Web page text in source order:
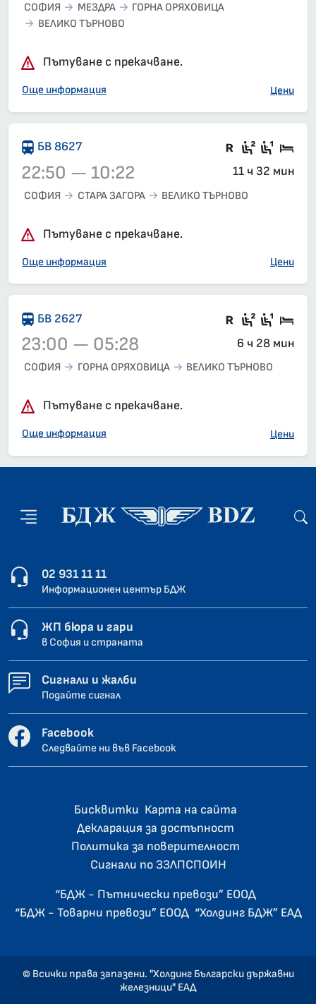
СОФИЯ МЕЗДРА
ГОРНА ОРЯХОВИЦА
ВЕЛИКО ТЪРНОВО
Пътуване с прекачване.
Още информация Цени
БВ 8627 Във влака
Седящи
22:50 — 10:22 11 ч 32 мин
СОФИЯ СТАРА ЗАГОРА ВЕЛИКО ТЪРНОВО
Пътуване с прекачване.
Още информация Цени
БВ 2627 Влак със
Седящи
23:00 — 05:28 6 ч 28 мин
СОФИЯ ГОРНА ОРЯХОВИЦА ВЕЛИКО ТЪРНОВО
Пътуване с прекачване.
Още информация Цени
02 931 11 11
Информационен център БДЖ
ЖП бюра и гари
в София и страната
Сигнали и жалби
Подайте сигнал
Facebook
Следвайте ни във Facebook
Бисквитки Карта на сайта
Декларация за достъпност
Политика за поверителност
Сигнали по ЗЗЛПСПОИН
“БДЖ - Пътнически превози” ЕООД
“БДЖ - Товарни превози” ЕООД “Холдинг БДЖ” ЕАД
© Всички права запазени. "Холдинг Български държавни
железници" ЕАД